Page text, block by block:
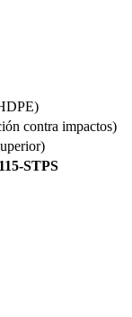
contra impactos)
STPS